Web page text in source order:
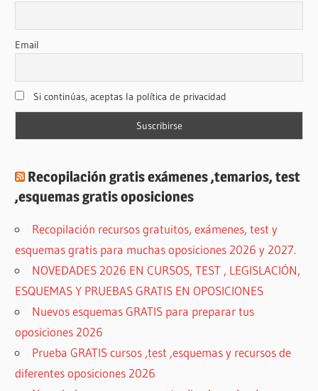
Email
Si continúas, aceptas la política de privacidad
Recopilación gratis exámenes ,temarios, test
,esquemas gratis oposiciones
Recopilación recursos gratuitos, exámenes, test y
esquemas gratis para muchas oposiciones 2026 y 2027.
NOVEDADES 2026 EN CURSOS, TEST , LEGISLACIÓN,
ESQUEMAS Y PRUEBAS GRATIS EN OPOSICIONES
Nuevos esquemas GRATIS para preparar tus
oposiciones 2026
Prueba GRATIS cursos ,test ,esquemas y recursos de
diferentes oposiciones 2026